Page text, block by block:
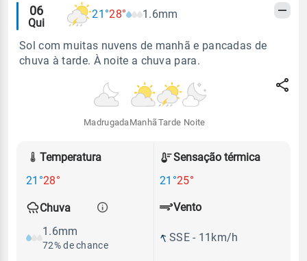
Alertas
meteorológicos
06
Qui
21°28° 1.6mm
Sol com muitas nuvens de manhã e pancadas de
chuva à tarde. À noite a chuva para.
Madrugada Manhã Tarde Noite
Temperatura
21°28°
Sensação térmica
21°25°
Chuva
1.6mm
72% de chance
Vento
SSE - 11km/h